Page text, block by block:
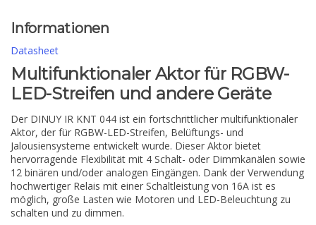
Informationen
Datasheet
Multifunktionaler Aktor für RGBW-
LED-Streifen und andere Geräte
Der DINUY IR KNT 044 ist ein fortschrittlicher multifunktionaler
Aktor, der für RGBW-LED-Streifen, Belüftungs- und
Jalousiensysteme entwickelt wurde. Dieser Aktor bietet
hervorragende Flexibilität mit 4 Schalt- oder Dimmkanälen sowie
12 binären und/oder analogen Eingängen. Dank der Verwendung
hochwertiger Relais mit einer Schaltleistung von 16A ist es
möglich, große Lasten wie Motoren und LED-Beleuchtung zu
schalten und zu dimmen.